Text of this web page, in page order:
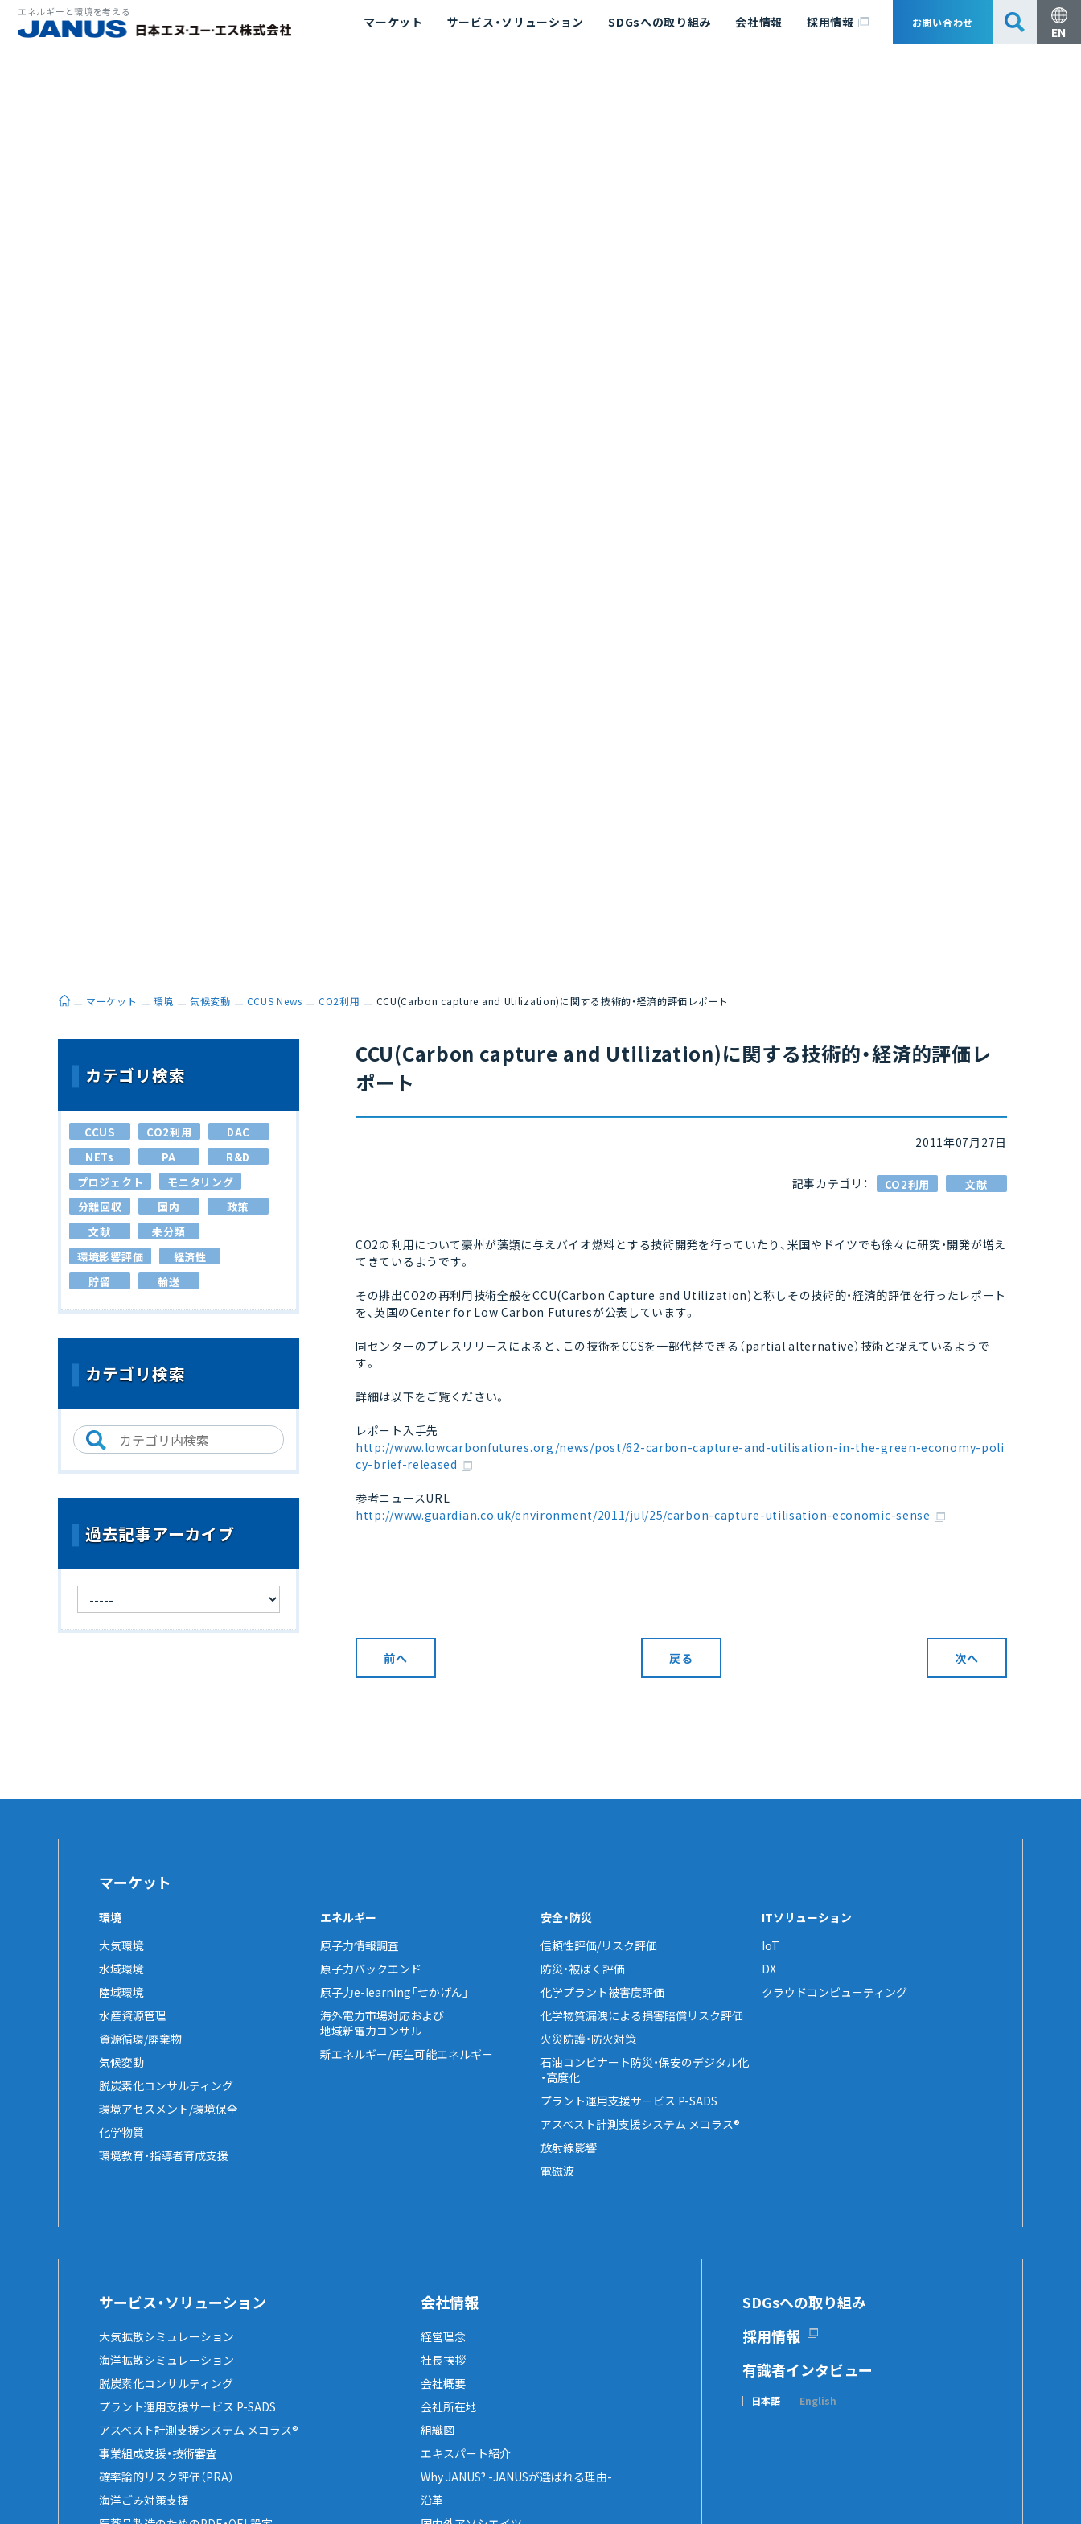
エネルギーと環境を考える
マーケット サービス・ソリューション SDGsへの取り組み 会社情報 採用情報 お問い合わせ
EN
ホームマーケット 環境 気候変動 CCUS News CO2利用 CCU(Carbon capture and Utilization)に関する技術的・経済的評価レポート
CCU(Carbon capture and Utilization)に関する技術的・経済的評価レ
ポート
2011年07月27日
記事カテゴリ： CO2利用 文献
CO2の利用について豪州が藻類に与えバイオ燃料とする技術開発を行っていたり、米国やドイツでも徐々に研究・開発が増え
てきているようです。
その排出CO2の再利用技術全般をCCU(Carbon Capture and Utilization)と称しその技術的・経済的評価を行ったレポート
を、英国のCenter for Low Carbon Futuresが公表しています。
同センターのプレスリリースによると、この技術をCCSを一部代替できる（partial alternative）技術と捉えているようで
す。
詳細は以下をご覧ください。
レポート入手先
http://www.lowcarbonfutures.org/news/post/62-carbon-capture-and-utilisation-in-the-green-economy-poli
cy-brief-released
参考ニュースURL
http://www.guardian.co.uk/environment/2011/jul/25/carbon-capture-utilisation-economic-sense
前へ 戻る 次へ
カテゴリ検索
CCUS CO2利用
DAC
NETs
PA
R&D
プロジェクト
モニタリング
分離回収
国内
政策
文献
未分類
環境影響評価
経済性
貯留
輸送
カテゴリ検索
過去記事アーカイブ
マーケット
環境
大気環境
水域環境
陸域環境
水産資源管理
資源循環/廃棄物
気候変動
脱炭素化コンサルティング
環境アセスメント/環境保全
化学物質
環境教育・指導者育成支援
エネルギー
原子力情報調査
原子力バックエンド
原子力e-learning「せかげん」
海外電力市場対応および
地域新電力コンサル
新エネルギー/再生可能エネルギー
安全・防災
信頼性評価/リスク評価
防災・被ばく評価
化学プラント被害度評価
化学物質漏洩による損害賠償リスク評価
火災防護・防火対策
石油コンビナート防災・保安のデジタル化
・高度化
プラント運用支援サービス P-SADS
アスベスト計測支援システム メコラス®
放射線影響
電磁波
ITソリューション
IoT
DX
クラウドコンピューティング
サービス・ソリューション
大気拡散シミュレーション
海洋拡散シミュレーション
脱炭素化コンサルティング
プラント運用支援サービス P-SADS
アスベスト計測支援システム メコラス®
事業組成支援・技術審査
確率論的リスク評価（PRA）
海洋ごみ対策支援
会社情報
経営理念
社長挨拶
会社概要
会社所在地
組織図
エキスパート紹介
Why JANUS? -JANUSが選ばれる理由-
沿革
SDGsへの取り組み
採用情報
有識者インタビュー
日本語 English